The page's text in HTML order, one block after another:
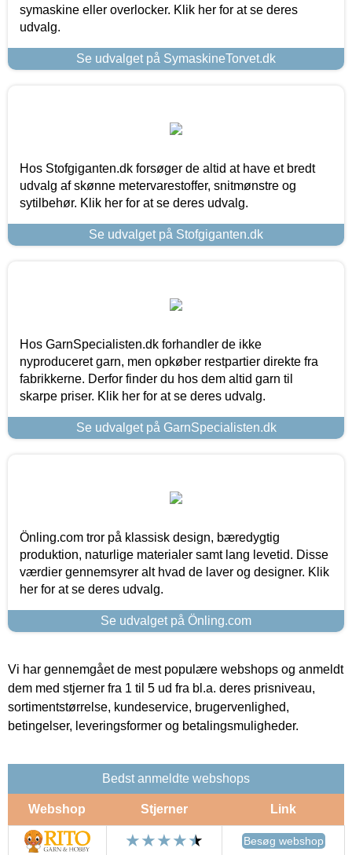
symaskine eller overlocker. Klik her for at se deres
udvalg.
Se udvalget på SymaskineTorvet.dk
Hos Stofgiganten.dk forsøger de altid at have et bredt
udvalg af skønne metervarestoffer, snitmønstre og
sytilbehør. Klik her for at se deres udvalg.
Se udvalget på Stofgiganten.dk
Hos GarnSpecialisten.dk forhandler de ikke
nyproduceret garn, men opkøber restpartier direkte fra
fabrikkerne. Derfor finder du hos dem altid garn til
skarpe priser. Klik her for at se deres udvalg.
Se udvalget på GarnSpecialisten.dk
Önling.com tror på klassisk design, bæredygtig
produktion, naturlige materialer samt lang levetid. Disse
værdier gennemsyrer alt hvad de laver og designer. Klik
her for at se deres udvalg.
Se udvalget på Önling.com
Vi har gennemgået de mest populære webshops og anmeldt
dem med stjerner fra 1 til 5 ud fra bl.a. deres prisniveau,
sortimentstørrelse, kundeservice, brugervenlighed,
betingelser, leveringsformer og betalingsmuligheder.
Bedst anmeldte webshops
Webshop Stjerner Link
Besøg webshop